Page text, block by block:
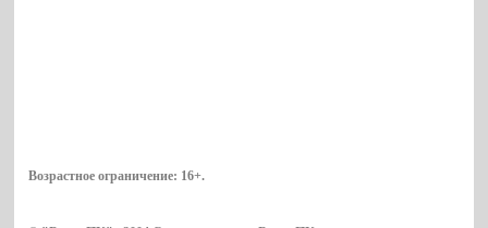
Возрастное ограничение: 16+.